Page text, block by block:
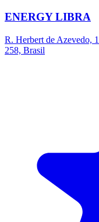
ENERGY LIBRA
R. Herbert de Azevedo,
258, Brasil